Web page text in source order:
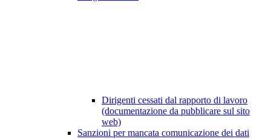
Dirigenti cessati dal rapporto di lavoro
(documentazione da pubblicare sul sito
web)
Sanzioni per mancata comunicazione dei dati